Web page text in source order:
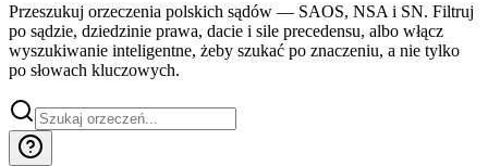
Przeszukuj orzeczenia polskich sądów — SAOS, NSA i SN. Filtruj
po sądzie, dziedzinie prawa, dacie i sile precedensu, albo włącz
wyszukiwanie inteligentne, żeby szukać po znaczeniu, a nie tylko
po słowach kluczowych.